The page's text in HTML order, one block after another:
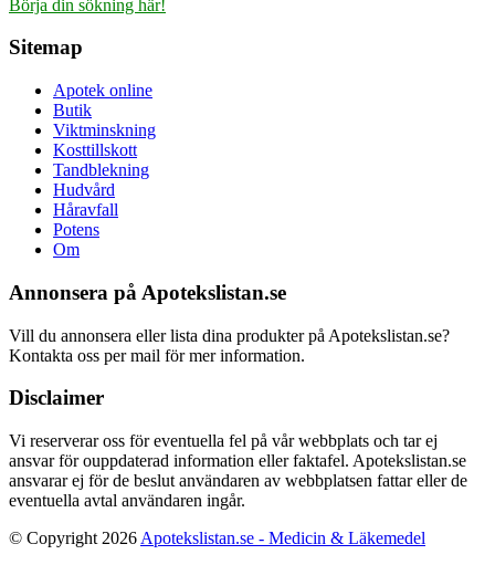
Börja din sökning här!
Sitemap
Apotek online
Butik
Viktminskning
Kosttillskott
Tandblekning
Hudvård
Håravfall
Potens
Om
Annonsera på Apotekslistan.se
Vill du annonsera eller lista dina produkter på Apotekslistan.se?
Kontakta oss per mail för mer information.
Disclaimer
Vi reserverar oss för eventuella fel på vår webbplats och tar ej
ansvar för ouppdaterad information eller faktafel. Apotekslistan.se
ansvarar ej för de beslut användaren av webbplatsen fattar eller de
eventuella avtal användaren ingår.
© Copyright 2026 Apotekslistan.se - Medicin & Läkemedel